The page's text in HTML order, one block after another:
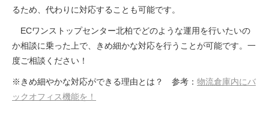
るため、代わりに対応することも可能です。
ECワンストップセンター北柏でどのような運用を行いたいの
か相談に乗った上で、きめ細かな対応を行うことが可能です。一
度ご相談ください！
※きめ細やかな対応ができる理由とは？ 参考： 物流倉庫内にバ
ックオフィス機能を！